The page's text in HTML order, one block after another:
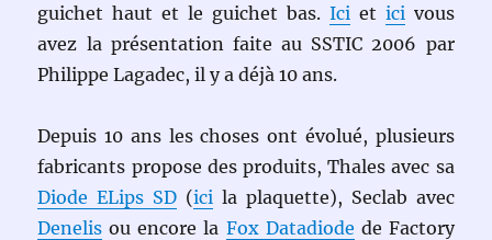
guichet haut et le guichet bas. Ici et ici vous
avez la présentation faite au SSTIC 2006 par
Philippe Lagadec, il y a déjà 10 ans.
Depuis 10 ans les choses ont évolué, plusieurs
fabricants propose des produits, Thales avec sa
Diode ELips SD (ici la plaquette), Seclab avec
Denelis ou encore la Fox Datadiode de Factory